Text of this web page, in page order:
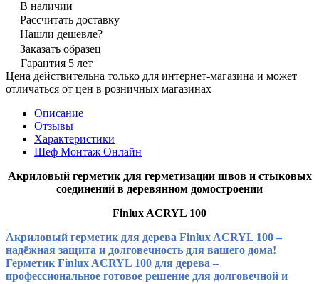
В наличии
Рассчитать доставку
Нашли дешевле?
Заказать образец
Гарантия 5 лет
Цена действительна только для интернет-магазина и может
отличаться от цен в розничных магазинах
Описание
Отзывы
Характеристики
Шеф Монтаж Онлайн
Акриловый герметик для герметизации швов и стыковых
соединений в деревянном домостроении
Finlux ACRYL 100
Акриловый герметик для дерева Finlux ACRYL 100 –
надёжная защита и долговечность для вашего дома!
Герметик Finlux ACRYL 100 для дерева –
профессиональное готовое решение для долговечной и